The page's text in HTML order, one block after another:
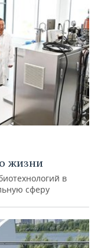
жизни
в
сферу